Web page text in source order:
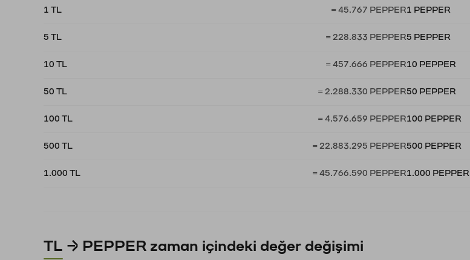
1 TL = 45.767 PEPPER
5 TL = 228.833 PEPPER
10 TL = 457.666 PEPPER
50 TL = 2.288.330 PEPPER
100 TL = 4.576.659 PEPPER
500 TL = 22.883.295 PEPPER
1.000 TL = 45.766.590 PEPPER
1 PEPPER
5 PEPPER
10 PEPPER
50 PEPPER
100 PEPPER
500 PEPPER
1.000 PEPPER
TL → PEPPER zaman içindeki değer değişimi